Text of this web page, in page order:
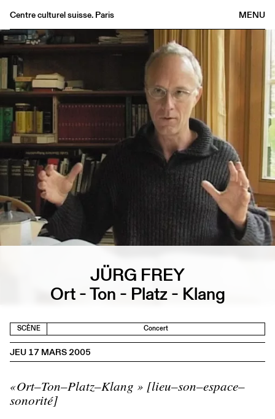
MENU
Centre culturel suisse. Paris
Agenda
Librairie
Buvette
Archives
Médiathèque
Éditions
Informations
FR /EN
JÜRG FREY
Ort - Ton - Platz - Klang
SCÈNE Concert
JEU 17 MARS 2005
«Ort–Ton–Platz–Klang » [lieu–son–espace–
sonorité]